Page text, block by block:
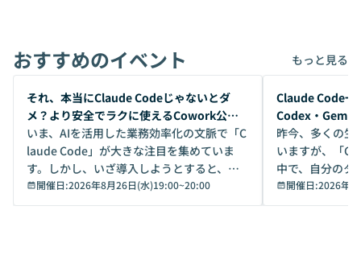
おすすめのイベント もっと見る
開催前
それ、本当にClaude Codeじゃないとダ
メ？より安全でラクに使えるCowork公開
デモ
いま、AIを活用した業務効率化の文脈で「C
laude Code」が大きな注目を集めていま
す。しかし、いざ導入しようとすると、セ
キュリティ面の懸念や権限管理のハードル
から、気軽に使えないケースも多いのでは
開催日:2026年8月26日(水)19:00~20:00
開催前
Claude Code一
Codex・
昨今、多くの生
いますが、「
中で、自分のタ
いいのか」を自
か？ 「なんとなく誰かが良いと言っていた
開催日:2026年8